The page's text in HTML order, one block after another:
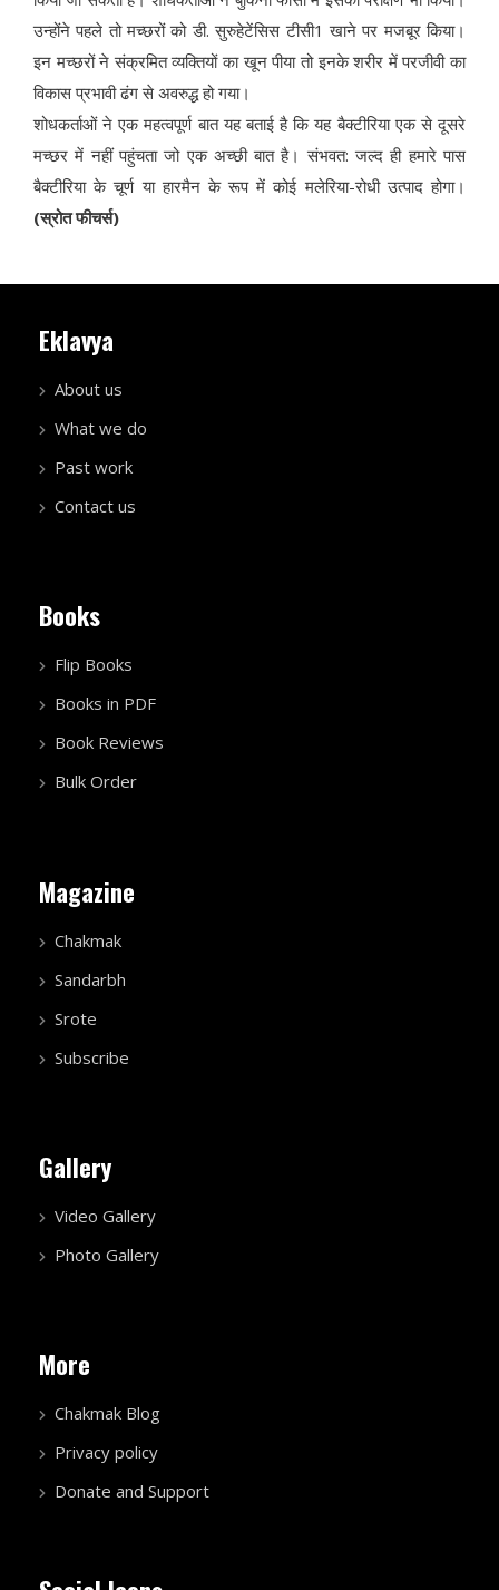
उन्होंने पहले तो मच्छरों को डी. सुरुहेटेंसिस टीसी1 खाने पर मजबूर किया।
इन मच्छरों ने संक्रमित व्यक्तियों का खून पीया तो इनके शरीर में परजीवी का
विकास प्रभावी ढंग से अवरुद्ध हो गया।
शोधकर्ताओं ने एक महत्वपूर्ण बात यह बताई है कि यह बैक्टीरिया एक से दूसरे
मच्छर में नहीं पहुंचता जो एक अच्छी बात है। संभवत: जल्द ही हमारे पास
बैक्टीरिया के चूर्ण या हारमैन के रूप में कोई मलेरिया-रोधी उत्पाद होगा।
(स्रोत फीचर्स)
Eklavya
About us
What we do
Past work
Contact us
Books
Flip Books
Books in PDF
Book Reviews
Bulk Order
Magazine
Chakmak
Sandarbh
Srote
Subscribe
Gallery
Video Gallery
Photo Gallery
More
Chakmak Blog
Privacy policy
Donate and Support